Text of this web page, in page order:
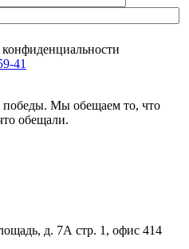
41
победы. Мы обещаем то, что
обещали.
д. 7А стр. 1, офис 414